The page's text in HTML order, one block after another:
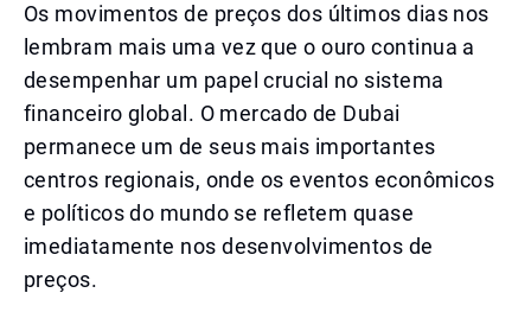
Os movimentos de preços dos últimos dias nos
lembram mais uma vez que o ouro continua a
desempenhar um papel crucial no sistema
financeiro global. O mercado de Dubai
permanece um de seus mais importantes
centros regionais, onde os eventos econômicos
e políticos do mundo se refletem quase
imediatamente nos desenvolvimentos de
preços.